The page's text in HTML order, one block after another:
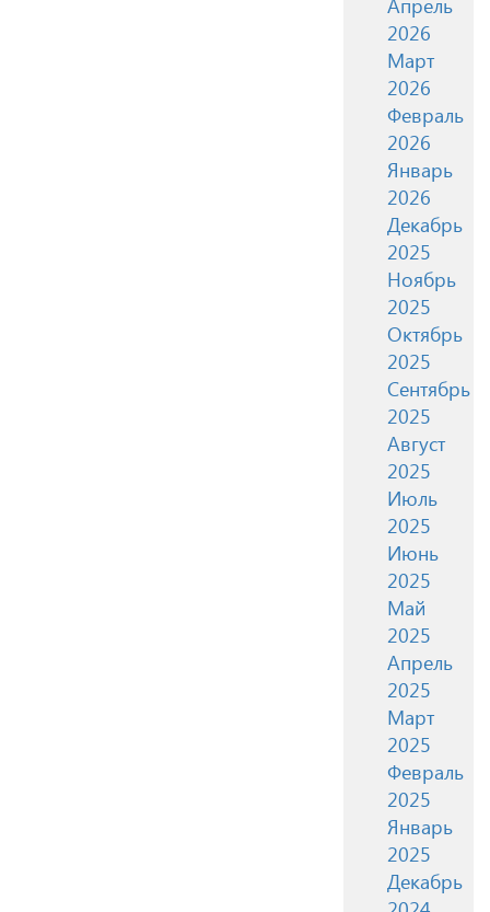
2026
Март
2026
Февраль
2026
Январь
2026
Декабрь
2025
Ноябрь
2025
Октябрь
2025
Сентябрь
2025
Август
2025
Июль
2025
Июнь
2025
Май
2025
Апрель
2025
Март
2025
Февраль
2025
Январь
2025
Декабрь